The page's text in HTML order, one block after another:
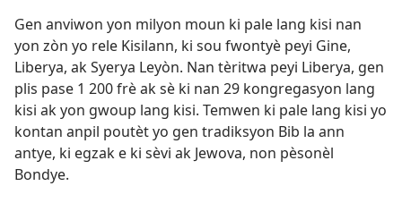
Gen anviwon yon milyon moun ki pale lang kisi nan
yon zòn yo rele Kisilann, ki sou fwontyè peyi Gine,
Liberya, ak Syerya Leyòn. Nan tèritwa peyi Liberya, gen
plis pase 1 200 frè ak sè ki nan 29 kongregasyon lang
kisi ak yon gwoup lang kisi. Temwen ki pale lang kisi yo
kontan anpil poutèt yo gen tradiksyon Bib la ann
antye, ki egzak e ki sèvi ak Jewova, non pèsonèl
Bondye.